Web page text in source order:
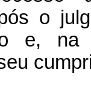
o
e, na